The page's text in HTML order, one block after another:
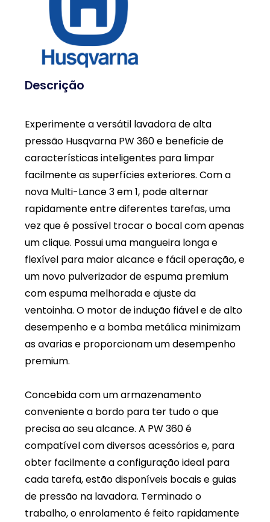
Descrição
Experimente a versátil lavadora de alta
pressão Husqvarna PW 360 e beneficie de
características inteligentes para limpar
facilmente as superfícies exteriores. Com a
nova Multi-Lance 3 em 1, pode alternar
rapidamente entre diferentes tarefas, uma
vez que é possível trocar o bocal com apenas
um clique. Possui uma mangueira longa e
flexível para maior alcance e fácil operação, e
um novo pulverizador de espuma premium
com espuma melhorada e ajuste da
ventoinha. O motor de indução fiável e de alto
desempenho e a bomba metálica minimizam
as avarias e proporcionam um desempenho
premium.
Concebida com um armazenamento
conveniente a bordo para ter tudo o que
precisa ao seu alcance. A PW 360 é
compatível com diversos acessórios e, para
obter facilmente a configuração ideal para
cada tarefa, estão disponíveis bocais e guias
de pressão na lavadora. Terminado o
trabalho, o enrolamento é feito rapidamente